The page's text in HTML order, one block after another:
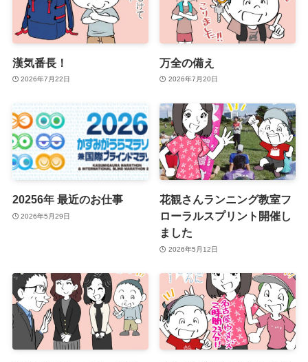
漢気番長！
2026年7月22日
万全の備え
2026年7月20日
20256年 最近のお仕事
2026年5月29日
花観さんランニング教室フ
ローラルスプリント開催し
ました
2026年5月12日